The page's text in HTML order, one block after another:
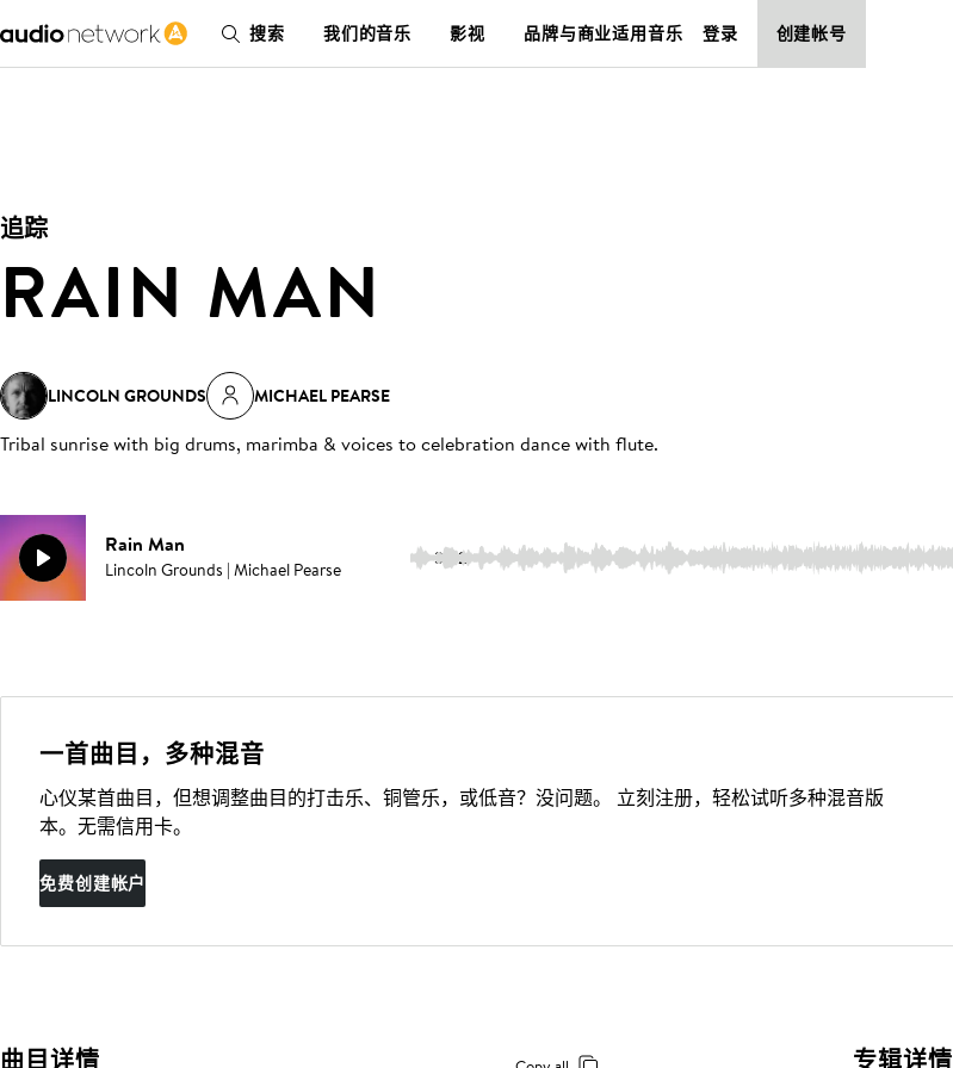
搜索 我们的音乐 影视 品牌与商业适用音乐 登录 创建帐号
追踪
RAIN MAN
LINCOLN GROUNDS MICHAEL PEARSE
Tribal sunrise with big drums, marimba & voices to celebration dance with flute.
Rain Man
Lincoln Grounds | Michael Pearse 3:22
一首曲目，多种混音
心仪某首曲目，但想调整曲目的打击乐、铜管乐，或低音？没问题。 立刻注册，轻松试听多种混音版
本。无需信用卡。
免费创建帐户
曲目详情 专辑详情